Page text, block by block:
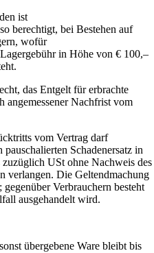
ist
berechtigt, bei Bestehen auf
wofür
in Höhe von € 100,–
das Entgelt für erbrachte
angemessener Nachfrist vom
vom Vertrag darf
Schadenersatz in
USt ohne Nachweis des
verlangen. Die Geltendmachung
gegenüber Verbrauchern besteht
ausgehandelt wird.
übergebene Ware bleibt bis